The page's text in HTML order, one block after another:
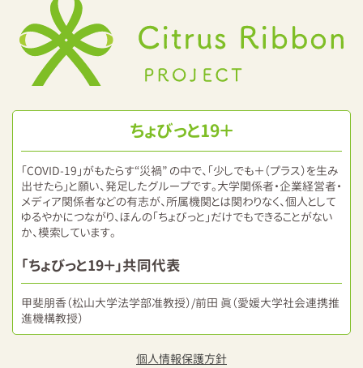
ちょびっと19＋
「COVID-19」がもたらす“災禍” の中で、「少しでも＋（プラス）を生み
出せたら」と願い、発足したグループです。大学関係者・企業経営者・
メディア関係者などの有志が、所属機関とは関わりなく、個人として
ゆるやかにつながり、ほんの「ちょびっと」だけでもできることがない
か、模索しています。
「ちょびっと19＋」共同代表
甲斐朋香（松山大学法学部准教授）/前田 眞（愛媛大学社会連携推
進機構教授）
個人情報保護方針